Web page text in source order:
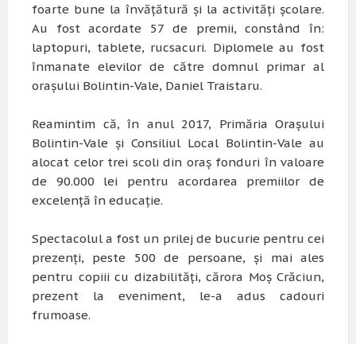
foarte bune la învățătură și la activități școlare.
Au fost acordate 57 de premii, constând în:
laptopuri, tablete, rucsacuri. Diplomele au fost
înmanate elevilor de către domnul primar al
orașului Bolintin-Vale, Daniel Traistaru.
Reamintim că, în anul 2017, Primăria Orașului
Bolintin-Vale și Consiliul Local Bolintin-Vale au
alocat celor trei scoli din oraș fonduri în valoare
de 90.000 lei pentru acordarea premiilor de
excelență în educație.
Spectacolul a fost un prilej de bucurie pentru cei
prezenți, peste 500 de persoane, și mai ales
pentru copiii cu dizabilități, cărora Moș Crăciun,
prezent la eveniment, le-a adus cadouri
frumoase.